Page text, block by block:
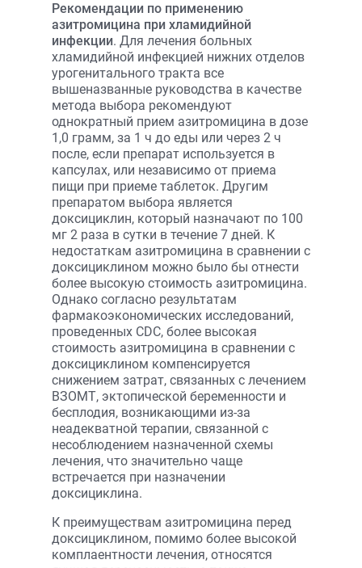
Рекомендации по применению
азитромицина при хламидийной
инфекции. Для лечения больных
хламидийной инфекцией нижних отделов
урогенитального тракта все
вышеназванные руководства в качестве
метода выбора рекомендуют
однократный прием азитромицина в дозе
1,0 грамм, за 1 ч до еды или через 2 ч
после, если препарат используется в
капсулах, или независимо от приема
пищи при приеме таблеток. Другим
препаратом выбора является
доксициклин, который назначают по 100
мг 2 раза в сутки в течение 7 дней. К
недостаткам азитромицина в сравнении с
доксициклином можно было бы отнести
более высокую стоимость азитромицина.
Однако согласно результатам
фармакоэкономических исследований,
проведенных CDC, более высокая
стоимость азитромицина в сравнении с
доксициклином компенсируется
снижением затрат, связанных с лечением
ВЗОМТ, эктопической беременности и
бесплодия, возникающими из-за
неадекватной терапии, связанной с
несоблюдением назначенной схемы
лечения, что значительно чаще
встречается при назначении
доксициклина.
К преимуществам азитромицина перед
доксициклином, помимо более высокой
комплаентности лечения, относятся